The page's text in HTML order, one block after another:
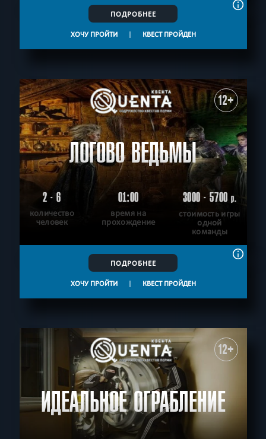
ПОДРОБНЕЕ
ХОЧУ ПРОЙТИ | КВЕСТ ПРОЙДЕН
12+
ЛОГОВО ВЕДЬМЫ
2 - 6
количество
человек
01:00
время на
прохождение
3000 - 5700р.
стоимость игры
одной
команды
ПОДРОБНЕЕ
ХОЧУ ПРОЙТИ | КВЕСТ ПРОЙДЕН
12+
ИДЕАЛЬНОЕ ОГРАБЛЕНИЕ